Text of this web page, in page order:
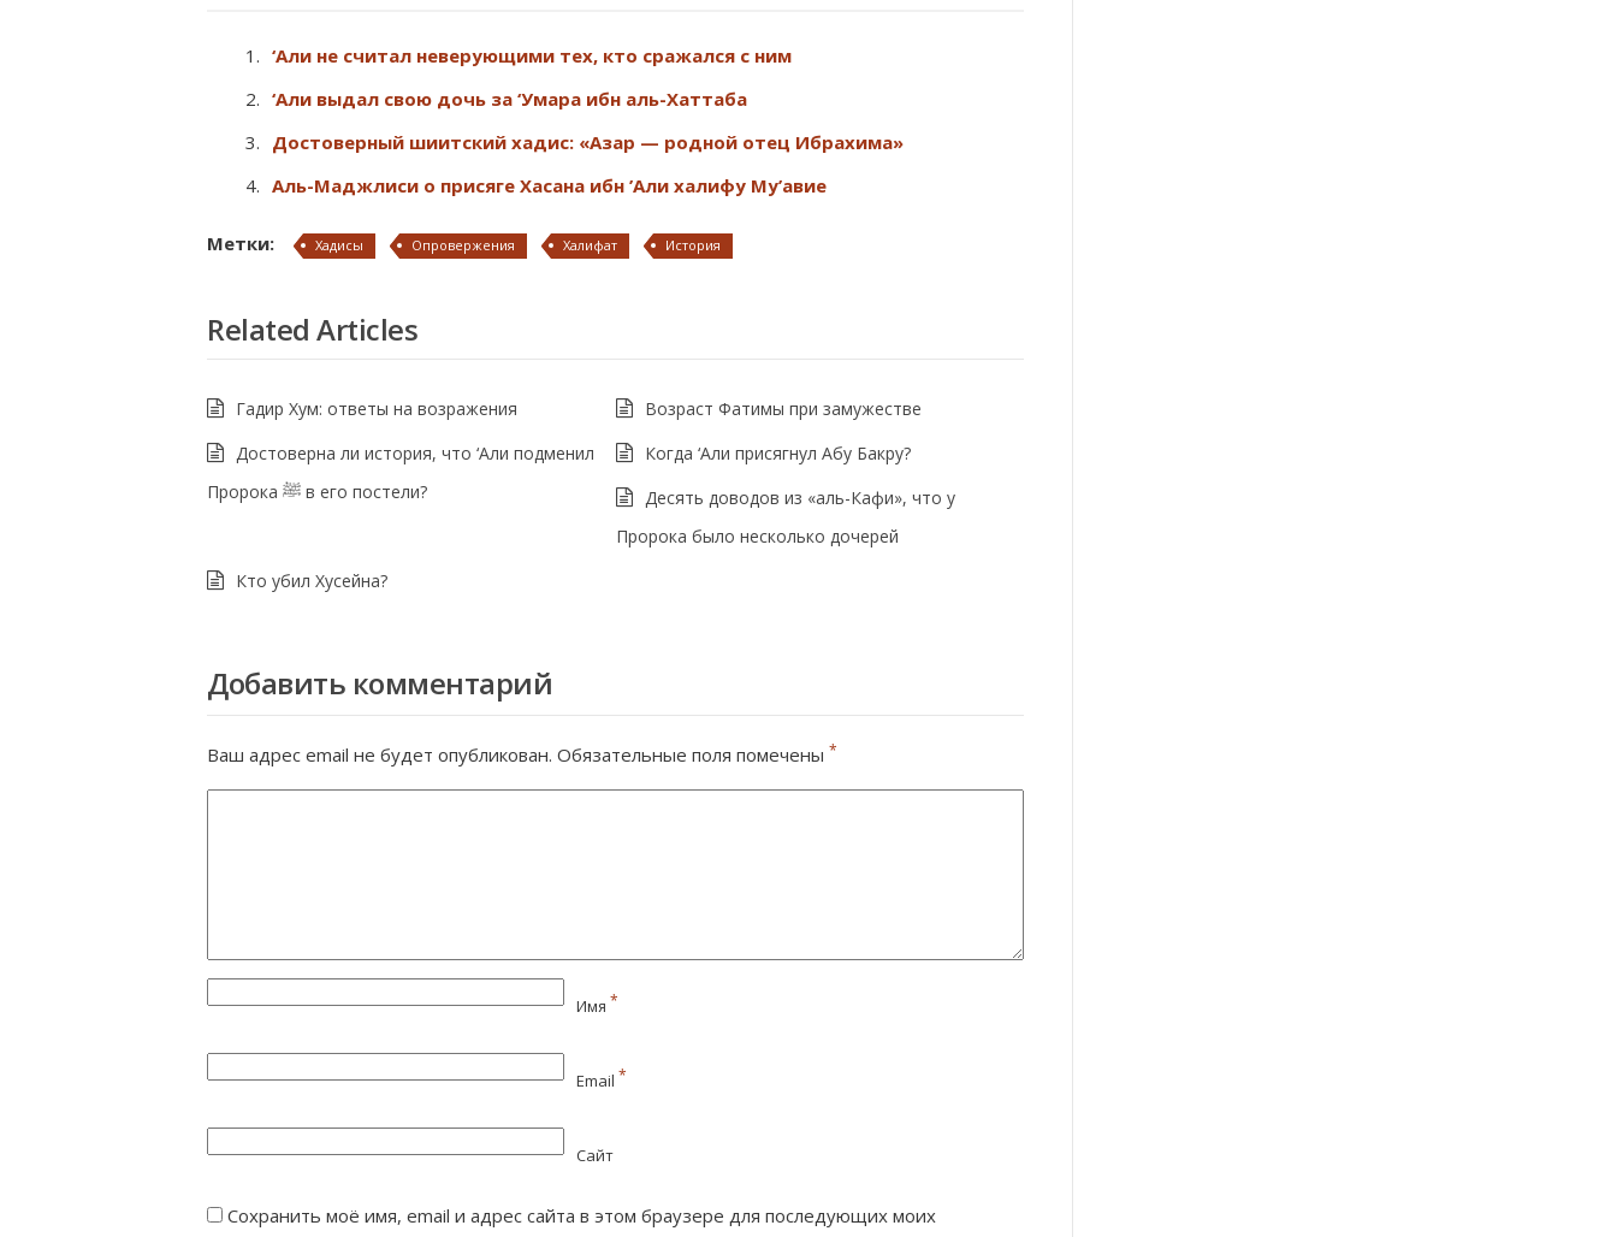
‘Али не считал неверующими тех, кто сражался с ним
‘Али выдал свою дочь за ‘Умара ибн аль-Хаттаба
Достоверный шиитский хадис: «Азар — родной отец Ибрахима»
Аль-Маджлиси о присяге Хасана ибн ’Али халифу Му’авие
Метки: Хадисы Опровержения Халифат История
Related Articles
Гадир Хум: ответы на возражения
Возраст Фатимы при замужестве
Достоверна ли история, что ‘Али подменил
Пророка ﷺ в его постели?
Когда ‘Али присягнул Абу Бакру?
Десять доводов из «аль-Кафи», что у
Пророка было несколько дочерей
Кто убил Хусейна?
Добавить комментарий
Ваш адрес email не будет опубликован. Обязательные поля помечены *
Имя *
Email *
Сайт
Сохранить моё имя, email и адрес сайта в этом браузере для последующих моих